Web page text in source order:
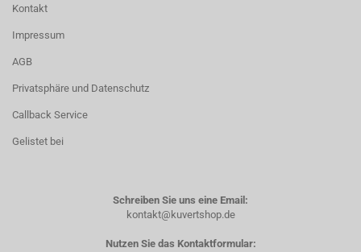
Kontakt
Impressum
AGB
Privatsphäre und Datenschutz
Callback Service
Gelistet bei
Schreiben Sie uns eine Email:
kontakt@kuvertshop.de
Nutzen Sie das Kontaktformular: